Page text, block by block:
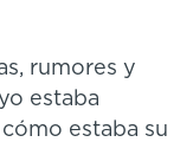
rumores y
estaba
estaba su